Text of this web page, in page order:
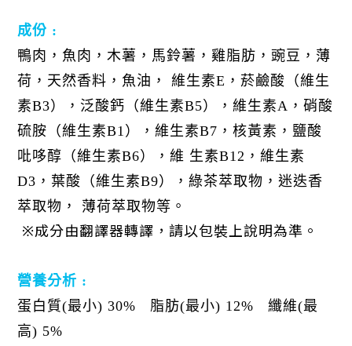
成份 :
鴨肉，魚肉，木薯，馬鈴薯，雞脂肪，豌豆，薄
荷，天然香料，魚油， 維生素E ，菸鹼酸（維生
素B3），泛酸鈣（維生素B5），維生素A ，硝酸
硫胺（維生素B1 ），維生素B7 ，核黃素，鹽酸
吡哆醇（維生素B6），維 生素B12 ，維生素
D3 ，葉酸（維生素B9），綠茶萃取物，迷迭香
萃取物， 薄荷萃取物等。
※成分由翻譯器轉譯，請以包裝上說明為準。
營養分析 :
蛋白質(最小) 30% 脂肪(最小) 12% 纖維(最
高) 5%